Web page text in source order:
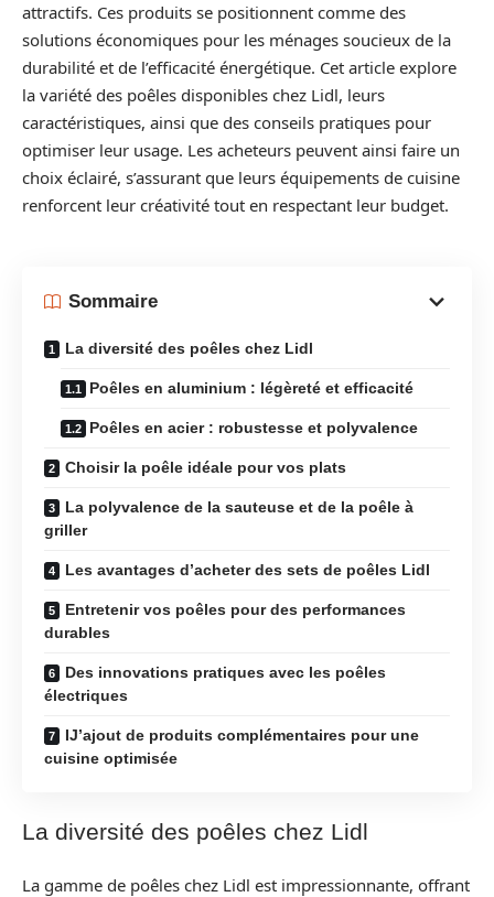
attractifs. Ces produits se positionnent comme des
solutions économiques pour les ménages soucieux de la
durabilité et de l’efficacité énergétique. Cet article explore
la variété des poêles disponibles chez Lidl, leurs
caractéristiques, ainsi que des conseils pratiques pour
optimiser leur usage. Les acheteurs peuvent ainsi faire un
choix éclairé, s’assurant que leurs équipements de cuisine
renforcent leur créativité tout en respectant leur budget.
Sommaire
La diversité des poêles chez Lidl
Poêles en aluminium : légèreté et efficacité
Poêles en acier : robustesse et polyvalence
Choisir la poêle idéale pour vos plats
La polyvalence de la sauteuse et de la poêle à
griller
Les avantages d’acheter des sets de poêles Lidl
Entretenir vos poêles pour des performances
durables
Des innovations pratiques avec les poêles
électriques
IJ’ajout de produits complémentaires pour une
cuisine optimisée
La diversité des poêles chez Lidl
La gamme de poêles chez Lidl est impressionnante, offrant